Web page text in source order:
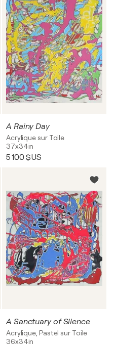
A Rainy Day
Acrylique sur Toile
37x34in
5 100 $US
A Sanctuary of Silence
Acrylique, Pastel sur Toile
36x34in